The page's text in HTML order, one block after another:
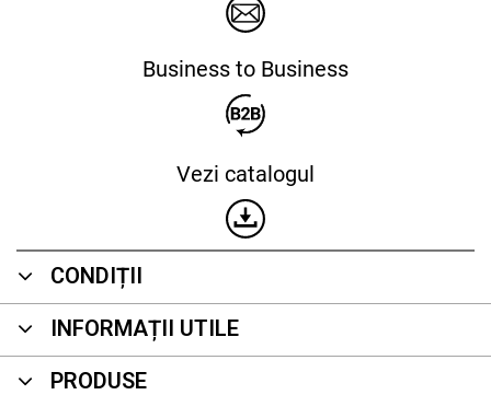
Business to Business
Vezi catalogul
CONDIȚII
INFORMAȚII UTILE
PRODUSE